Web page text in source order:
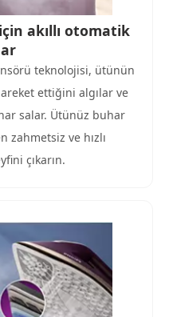
akıllı otomatik
teknolojisi, ütünün
ettiğini algılar ve
salar. Ütünüz buhar
zahmetsiz ve hızlı
çıkarın.​